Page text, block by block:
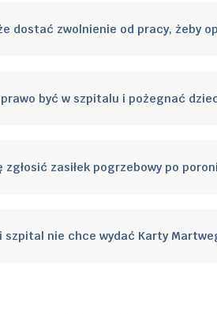
dostać zwolnienie od pracy, żeby
być w szpitalu i pożegnać
zgłosić zasiłek pogrzebowy po
szpital nie chce wydać Karty